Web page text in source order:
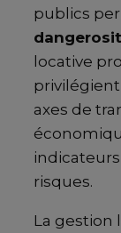
publics
locative
axes de
indicateurs
risques.
La gestion